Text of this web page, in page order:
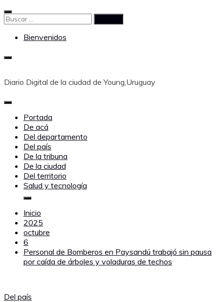
Saltar
al
Buscar:
Bienvenidos
Diario Digital de la ciudad de Young,Uruguay
Portada
De acá
Del departamento
Del país
De la tribuna
De la ciudad
Del territorio
Salud y tecnología
Inicio
2025
octubre
6
Personal de Bomberos en Paysandú trabajó sin pausa
por caída de árboles y voladuras de techos
Del país